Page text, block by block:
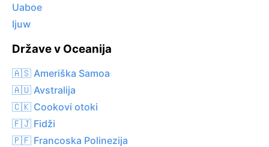
Uaboe
Ijuw
Države v Oceanija
🇦🇸 Ameriška Samoa
🇦🇺 Avstralija
🇨🇰 Cookovi otoki
🇫🇯 Fidži
🇵🇫 Francoska Polinezija